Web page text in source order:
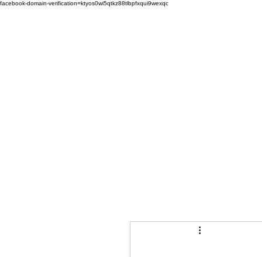
facebook-domain-verification=ktyos0wi5qtkz88tlbpfxqui9wexqc